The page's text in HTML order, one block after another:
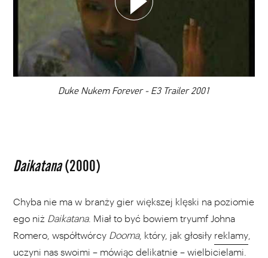
00:00
Duke Nukem Forever - E3 Trailer 2001
Daikatana(2000)
Chyba nie ma w branży gier większej klęski na poziomie
ego niż Daikatana. Miał to być bowiem tryumf Johna
Romero, współtwórcy Dooma, który, jak głosiły reklamy
uczyni nas swoimi – mówiąc delikatnie – wielbicielami.